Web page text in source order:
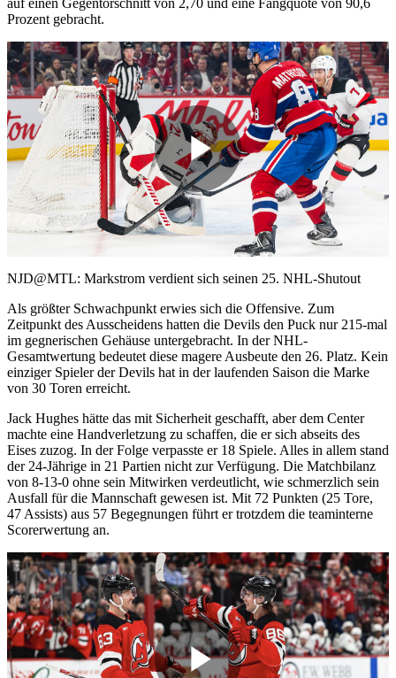
Prozent gebracht.
Play
Video
NJD@MTL: Markstrom verdient sich seinen 25. NHL-Shutout
Als größter Schwachpunkt erwies sich die Offensive. Zum
Zeitpunkt des Ausscheidens hatten die Devils den Puck nur 215-mal
im gegnerischen Gehäuse untergebracht. In der NHL-
Gesamtwertung bedeutet diese magere Ausbeute den 26. Platz. Kein
einziger Spieler der Devils hat in der laufenden Saison die Marke
von 30 Toren erreicht.
Jack Hughes hätte das mit Sicherheit geschafft, aber dem Center
machte eine Handverletzung zu schaffen, die er sich abseits des
Eises zuzog. In der Folge verpasste er 18 Spiele. Alles in allem stand
der 24-Jährige in 21 Partien nicht zur Verfügung. Die Matchbilanz
von 8-13-0 ohne sein Mitwirken verdeutlicht, wie schmerzlich sein
Ausfall für die Mannschaft gewesen ist. Mit 72 Punkten (25 Tore,
47 Assists) aus 57 Begegnungen führt er trotzdem die teaminterne
Scorerwertung an.